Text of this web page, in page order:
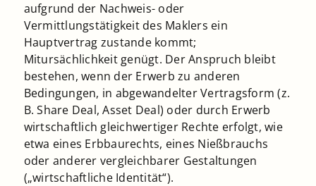
aufgrund der Nachweis- oder
Vermittlungstätigkeit des Maklers ein
Hauptvertrag zustande kommt;
Mitursächlichkeit genügt. Der Anspruch bleibt
bestehen, wenn der Erwerb zu anderen
Bedingungen, in abgewandelter Vertragsform (z.
B. Share Deal, Asset Deal) oder durch Erwerb
wirtschaftlich gleichwertiger Rechte erfolgt, wie
etwa eines Erbbaurechts, eines Nießbrauchs
oder anderer vergleichbarer Gestaltungen
(„wirtschaftliche Identität“).